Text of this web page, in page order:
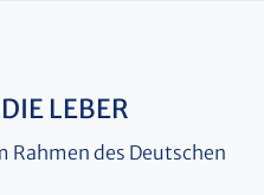
LEBER
des Deutschen